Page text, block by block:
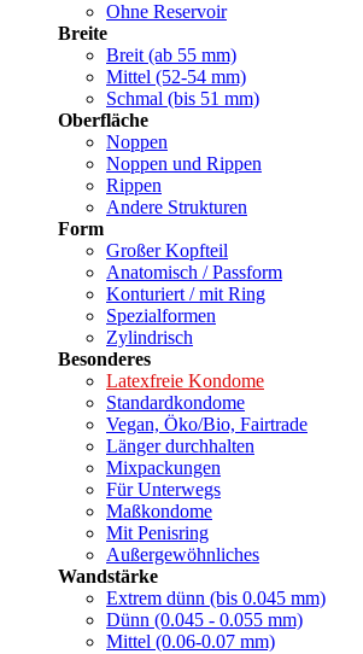
Ohne Reservoir
Breite
Breit (ab 55 mm)
Mittel (52-54 mm)
Schmal (bis 51 mm)
Oberfläche
Noppen
Noppen und Rippen
Rippen
Andere Strukturen
Form
Großer Kopfteil
Anatomisch / Passform
Konturiert / mit Ring
Spezialformen
Zylindrisch
Besonderes
Latexfreie Kondome
Standardkondome
Vegan, Öko/Bio, Fairtrade
Länger durchhalten
Mixpackungen
Für Unterwegs
Maßkondome
Mit Penisring
Außergewöhnliches
Wandstärke
Extrem dünn (bis 0.045 mm)
Dünn (0.045 - 0.055 mm)
Mittel (0.06-0.07 mm)